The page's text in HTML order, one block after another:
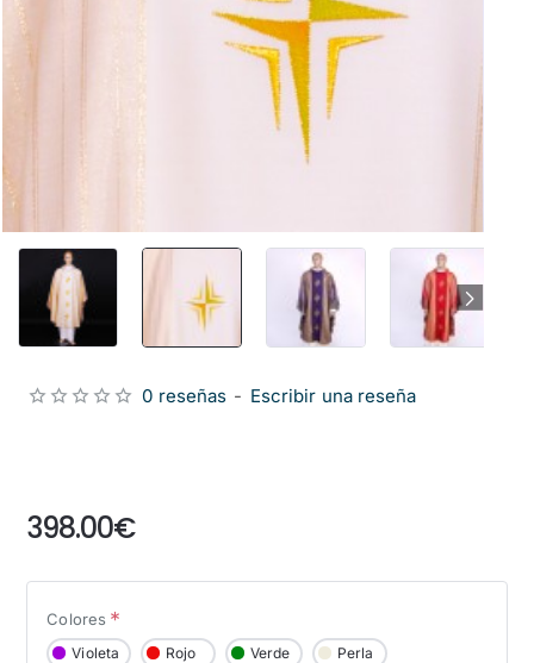
0 reseñas - Escribir una reseña
398.00€
Colores
Violeta Rojo Verde Perla